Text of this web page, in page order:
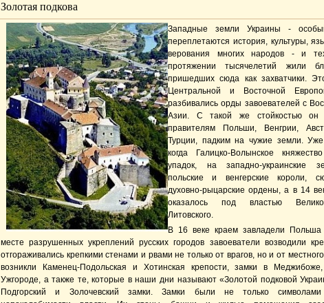
Золотая подкова
Западные земли Украины -
переплетаются история, культуры,
верования многих народов - и
протяжении тысячелетий жили
пришедших сюда как захватчики.
Центральной и Восточной
разбивались орды завоевателей с
Азии. С такой же стойкостью он
правителям Польши, Венгрии,
Турции, падким на чужие земли.
когда Галицко-Волынское
упадок, на западно-украинские
польские и венгерские короли,
духовно-рыцарские ордены, а в 14
оказалось под властью
Литовского.
В 16 веке краем завладели
месте разрушенных укреплений русских городов завоеватели возводили
отгораживались крепкими стенами и рвами не только от врагов, но и от
возникли Каменец-Подольская и Хотинская крепости, замки в
Ужгороде, а также те, которые в наши дни называют «Золотой подковой
Подгорский и Золочевский замки. Замки были не только